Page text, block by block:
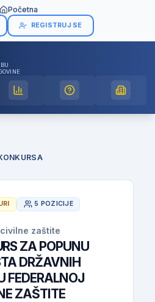
Početna
REGISTRUJ SE
5 POZICIJE
zaštite
ZA POPUNU
DRŽAVNIH
FEDERALNOJ
ZAŠTITE